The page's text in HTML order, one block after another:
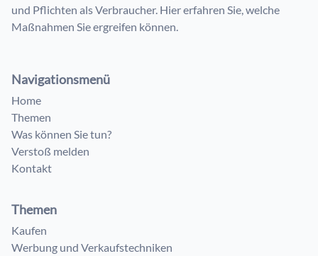
und Pflichten als Verbraucher. Hier erfahren Sie, welche
Maßnahmen Sie ergreifen können.
Navigationsmenü
Home
Themen
Was können Sie tun?
Verstoß melden
Kontakt
Themen
Kaufen
Werbung und Verkaufstechniken